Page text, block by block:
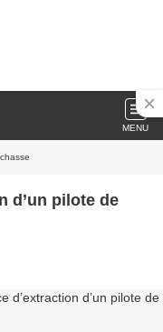
MENU
d’un pilote de